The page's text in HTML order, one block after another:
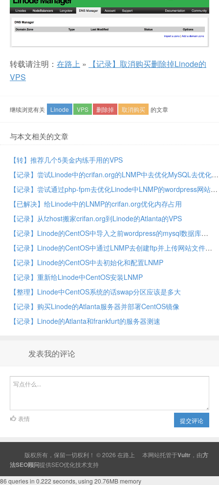
转载请注明： 在路上 »
【记录】取消购买删除掉Linode的
VPS
继续浏览有关 Linode VPS 删除掉 取消购买 的文章
与本文相关的文章
【转】推荐几个5美金内练手用的VPS
【记录】尝试Linode中的crifan.org的LNMP中去优化MySQL去优化内存占用
【记录】尝试通过php-fpm去优化Linode中LNMP的wordpress网站crifan.org页面加载的内存占用
【已解决】给Linode中的LNMP的crifan.org优化内存占用
【记录】从fzhost搬家crifan.org到Linode的Atlanta的VPS
【记录】Linode的CentOS中导入之前wordpress的mysql数据库
【记录】Linode的CentOS中通过LNMP去创建ftp并上传网站文件
【记录】Linode的CentOS中去初始化和配置LNMP
【记录】重新给Linode中CentOS安装LNMP
【整理】Linode中CentOS系统的话swap分区应该是多大
【记录】购买Linode的Atlanta服务器并部署CentOS镜像
【记录】Linode的Atlanta和frankfurt的服务器测速
发表我的评论
提交评论
表情
版权所有，保留一切权利！ © 2026 在路上 本网站托管于Vultr ，由方
法SEO顾问提供SEO优化技术支持
86 queries in 0.222 seconds, using 20.76MB memory